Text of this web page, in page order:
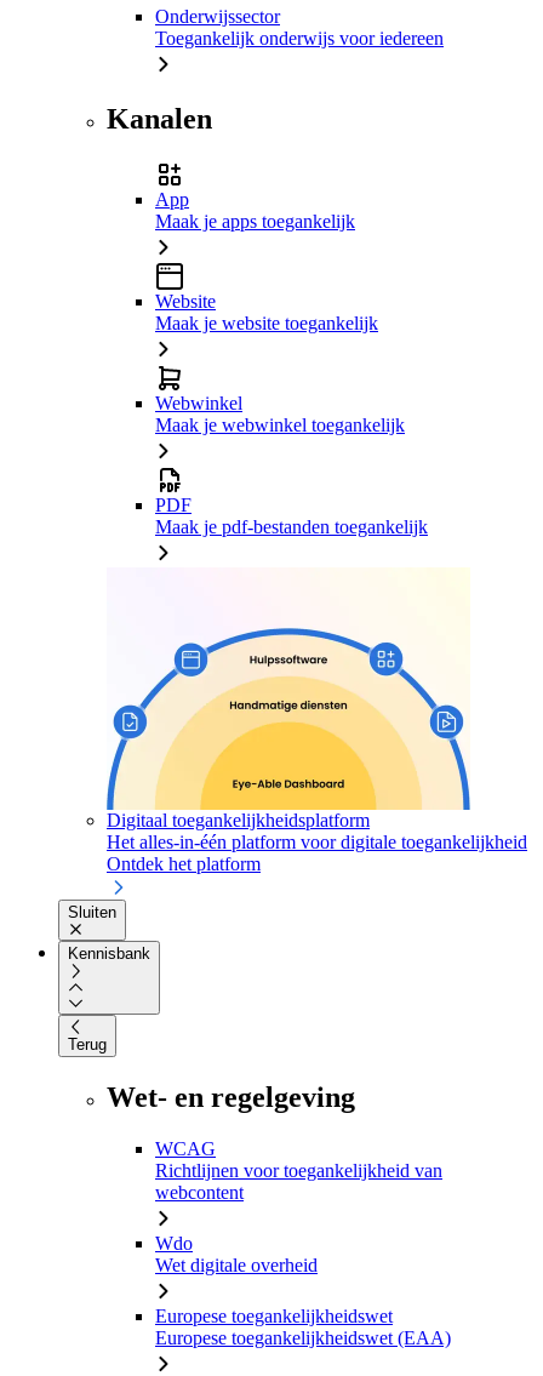
Onderwijssector
Toegankelijk onderwijs voor iedereen
Kanalen
App
Maak je apps toegankelijk
Website
Maak je website toegankelijk
Webwinkel
Maak je webwinkel toegankelijk
PDF
Maak je pdf-bestanden toegankelijk
Digitaal toegankelijkheidsplatform
Het alles-in-één platform voor digitale toegankelijkheid
Ontdek het platform
Sluiten
Kennisbank
Terug
Wet- en regelgeving
WCAG
Richtlijnen voor toegankelijkheid van
webcontent
Wdo
Wet digitale overheid
Europese toegankelijkheidswet
Europese toegankelijkheidswet (EAA)